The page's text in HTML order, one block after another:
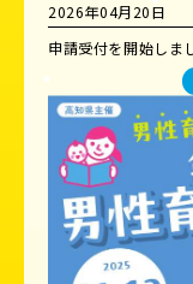
2026年04月20日
申請受付を開始しま